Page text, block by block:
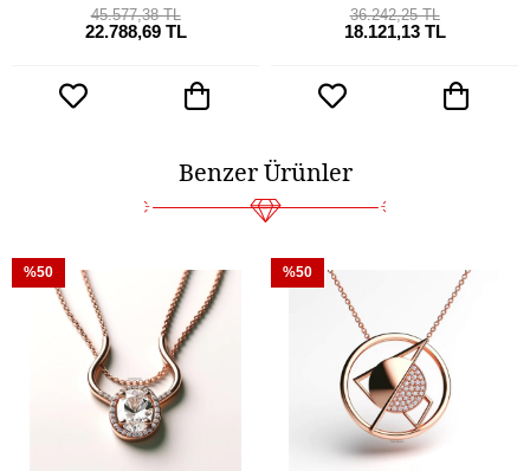
22.788,69 TL
45.577,38 TL
18.121,13 TL
36.242,25 TL
Benzer Ürünler
%50 %50